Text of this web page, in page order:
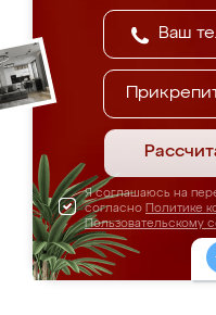
Я соглашаюсь на
согласно Политике
Пользовательскому